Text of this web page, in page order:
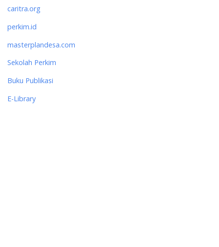
caritra.org
perkim.id
masterplandesa.com
Sekolah Perkim
Buku Publikasi
E-Library